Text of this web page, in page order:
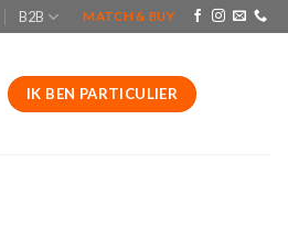
B2B MATCH & BUY
IK BEN PARTICULIER